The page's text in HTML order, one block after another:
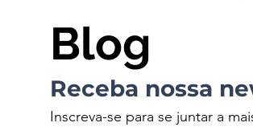
Blog
Receba nossa
Inscreva-se para se juntar a